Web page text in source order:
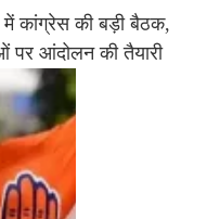
कांग्रेस की बड़ी बैठक,
पर आंदोलन की तैयारी